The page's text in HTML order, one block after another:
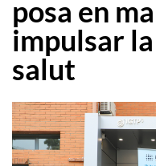
posa en
impulsar
salut